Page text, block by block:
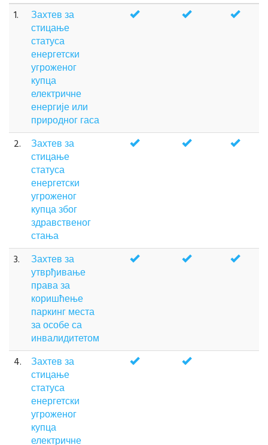
1.
Захтев за
стицање
статуса
енергетски
угроженог
купца
електричне
енергије или
природног гаса
2.
Захтев за
стицање
статуса
енергетски
угроженог
купца због
здравственог
стања
3.
Захтев за
утврђивање
права за
коришћење
паркинг места
за особе са
инвалидитетом
4.
Захтев за
стицање
статуса
енергетски
угроженог
купца
електричне